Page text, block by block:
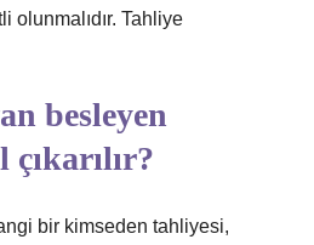
olunmalıdır. Tahliye
besleyen
çıkarılır?
bir kimseden tahliyesi,